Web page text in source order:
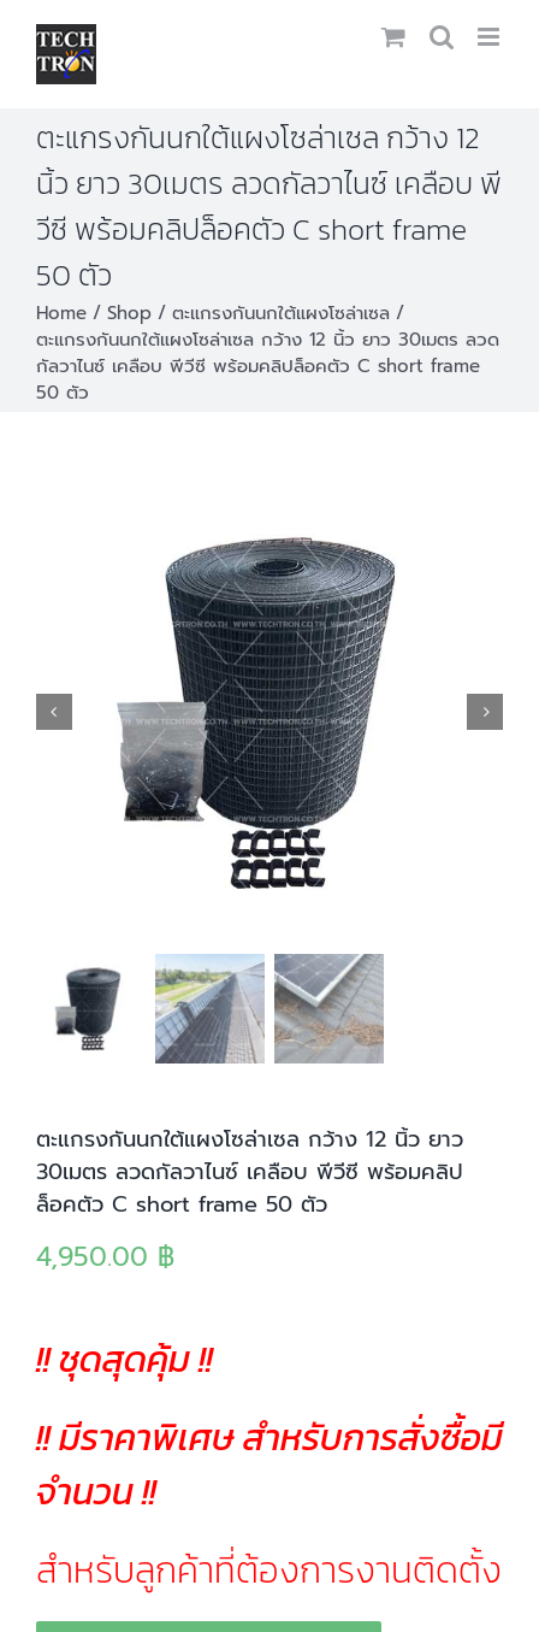
Skip
ตะแกรงกันนกใต้แผงโซล่าเซล กว้าง 12
นิ้ว ยาว 30เมตร ลวดกัลวาไนซ์ เคลือบ พี
วีซี พร้อมคลิปล็อคตัว C short frame
50 ตัว
Home Shop
ตะแกรงกันนกใต้แผงโซล่าเซล
ตะแกรงกันนกใต้แผงโซล่าเซล กว้าง 12 นิ้ว ยาว 30เมตร ลวด
กัลวาไนซ์ เคลือบ พีวีซี พร้อมคลิปล็อคตัว C short frame
50 ตัว
ตะแกรงกันนกใต้แผงโซล่าเซล กว้าง 12 นิ้ว ยาว
30เมตร ลวดกัลวาไนซ์ เคลือบ พีวีซี พร้อมคลิป
ล็อคตัว C short frame 50 ตัว
4,950.00 ฿
!! ชุดสุดคุ้ม !!
!! มีราคาพิเศษ สำหรับการสั่งซื้อมี
จำนวน !!
สำหรับลูกค้าที่ต้องการงานติดตั้ง